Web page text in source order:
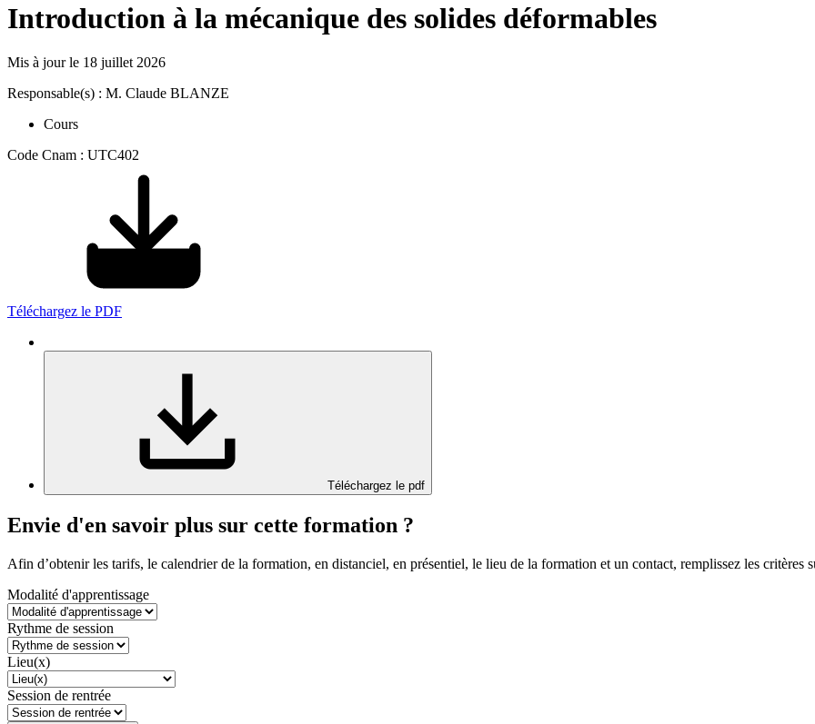
Introduction à la mécanique des solides déformables
Mis à jour le 18 juillet 2026
Responsable(s) : M. Claude BLANZE
Cours
Code Cnam : UTC402
Téléchargez le PDF
Téléchargez le pdf
Envie d'en savoir plus sur cette formation ?
Afin d’obtenir les tarifs, le calendrier de la formation, en distanciel, en présentiel, le lieu de la formation et un contact, remplissez les critères
Modalité d'apprentissage
Rythme de session
Lieu(x)
Session de rentrée